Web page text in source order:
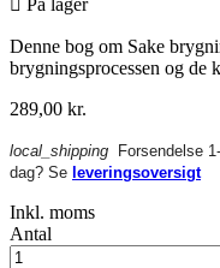
 På lager
Denne bog om Sake
brygningsprocessen og de
289,00 kr.
local_shipping
Forsendelse
dag? Se leveringsoversigt
Inkl. moms
Antal